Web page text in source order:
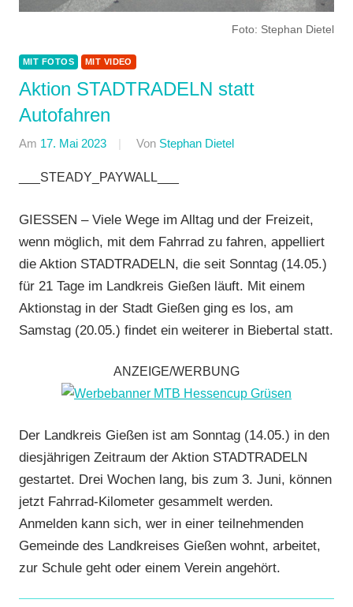
Foto: Stephan Dietel
MIT FOTOS MIT VIDEO
Aktion STADTRADELN statt
Autofahren
Am 17. Mai 2023 Von Stephan Dietel
Breitensport,
Mit
Fotos,
Mit
Video,
Multimedia,
Gießen
und
Vereine
___STEADY_PAYWALL___
GIESSEN – Viele Wege im Alltag und der Freizeit,
wenn möglich, mit dem Fahrrad zu fahren, appelliert
die Aktion STADTRADELN, die seit Sonntag (14.05.)
für 21 Tage im Landkreis Gießen läuft. Mit einem
Aktionstag in der Stadt Gießen ging es los, am
Samstag (20.05.) findet ein weiterer in Biebertal statt.
ANZEIGE/WERBUNG
Der Landkreis Gießen ist am Sonntag (14.05.) in den
diesjährigen Zeitraum der Aktion STADTRADELN
gestartet. Drei Wochen lang, bis zum 3. Juni, können
jetzt Fahrrad-Kilometer gesammelt werden.
Anmelden kann sich, wer in einer teilnehmenden
Gemeinde des Landkreises Gießen wohnt, arbeitet,
zur Schule geht oder einem Verein angehört.